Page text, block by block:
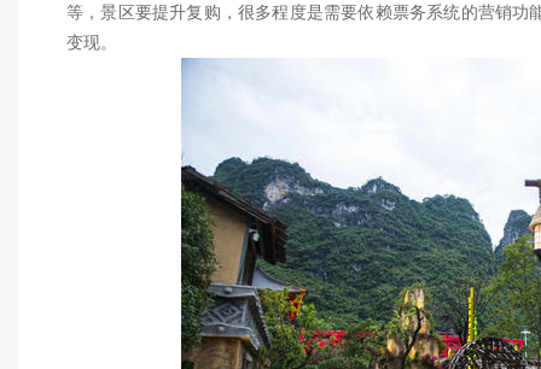
等，景区要提升复购，很多程度是需要依赖票务系统的营销功
变现。